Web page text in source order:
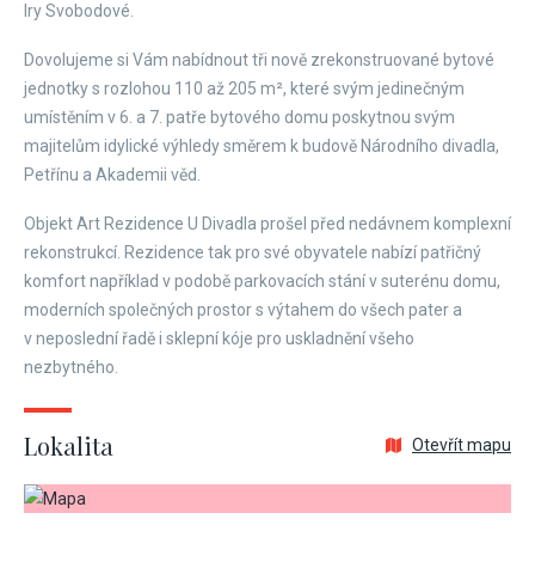
Iry Svobodové.
Dovolujeme si Vám nabídnout tři nově zrekonstruované bytové
jednotky s rozlohou 110 až 205 m², které svým jedinečným
umístěním v 6. a 7. patře bytového domu poskytnou svým
majitelům idylické výhledy směrem k budově Národního divadla,
Petřínu a Akademii věd.
Objekt Art Rezidence U Divadla prošel před nedávnem komplexní
rekonstrukcí. Rezidence tak pro své obyvatele nabízí patřičný
komfort například v podobě parkovacích stání v suterénu domu,
moderních společných prostor s výtahem do všech pater a
v neposlední řadě i sklepní kóje pro uskladnění všeho
nezbytného.
Lokalita Otevřít mapu